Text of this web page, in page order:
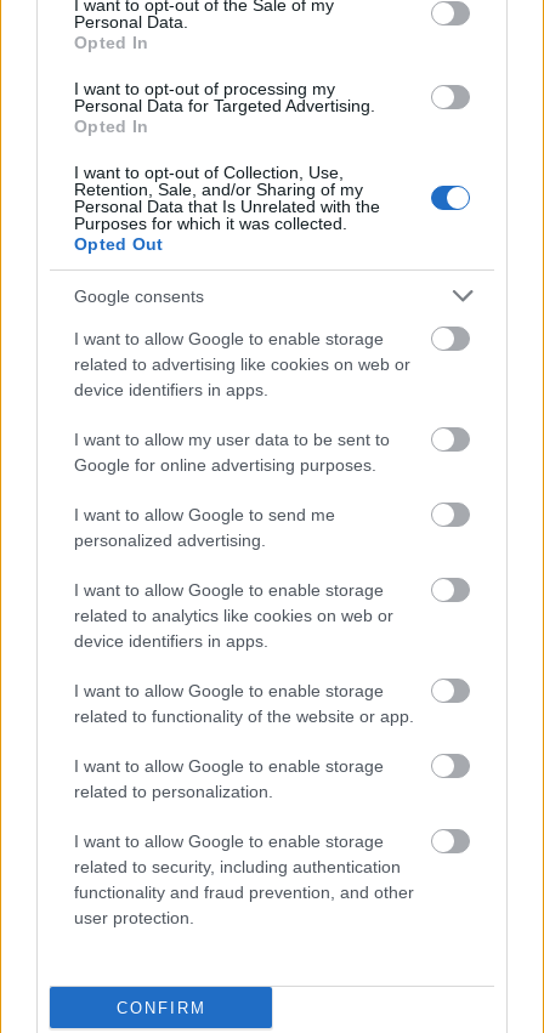
I want to opt-out of the Sale of my
Personal Data.
Opted In
I want to opt-out of processing my
Personal Data for Targeted Advertising.
Opted In
I want to opt-out of Collection, Use,
Retention, Sale, and/or Sharing of my
Personal Data that Is Unrelated with the
Purposes for which it was collected.
Opted Out
Google consents
I want to allow Google to enable storage
related to advertising like cookies on web or
device identifiers in apps.
I want to allow my user data to be sent to
Google for online advertising purposes.
I want to allow Google to send me
personalized advertising.
I want to allow Google to enable storage
related to analytics like cookies on web or
device identifiers in apps.
I want to allow Google to enable storage
related to functionality of the website or app.
I want to allow Google to enable storage
related to personalization.
I want to allow Google to enable storage
related to security, including authentication
functionality and fraud prevention, and other
user protection.
CONFIRM
A modernebb tüzérség eszközei is megtalálhatóak
Egy felrobbant tüzérségi löveg